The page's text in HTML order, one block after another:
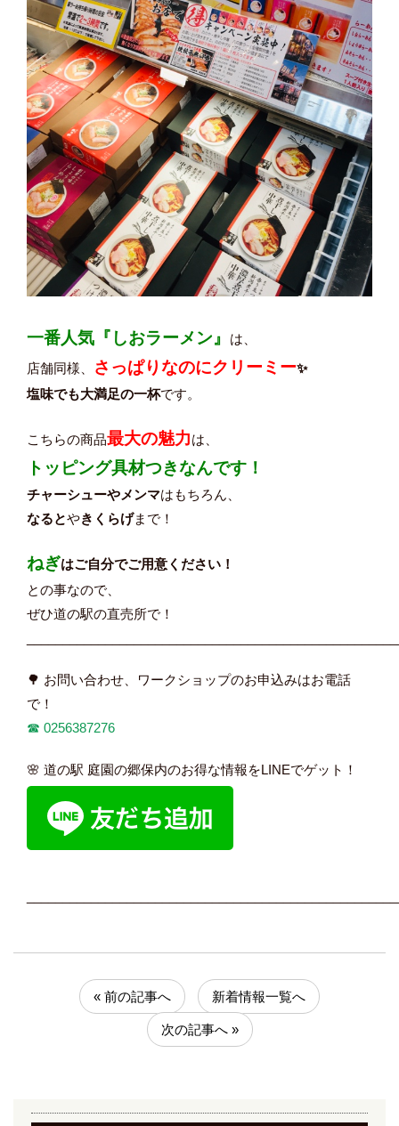
一番人気『しおラーメン』
は、
店舗同様、
さっぱりなのにクリーミー✨
塩味でも大満足の一杯です。
こちらの商品最大の魅力は、
トッピング具材つきなんです！
チャーシューやメンマはもちろん、
なるとやきくらげまで！
ねぎはご自分でご用意ください！
との事なので、
ぜひ道の駅の直売所で！
🌳 お問い合わせ、ワークショップのお申込みはお電話
で！
☎︎ 0256387276
🌸 道の駅 庭園の郷保内のお得な情報をLINEでゲット！
« 前の記事へ 新着情報一覧へ
次の記事へ »